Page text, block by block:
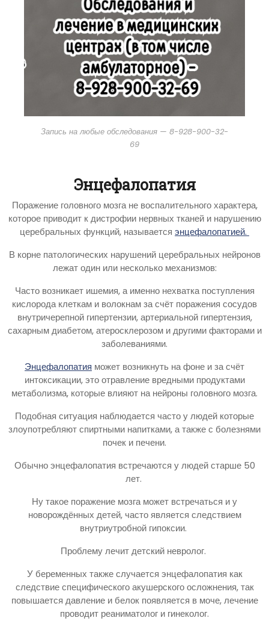
Запись на любые обследования — 8-928-900-32-
69
Энцефалопатия
Поражение головного мозга не воспалительного характера,
которое приводит к дистрофии нервных тканей и нарушению
церебральных функций, называется энцефалопатией.
В корне патологических нарушений церебральных нейронов
лежат один или несколько механизмов:
Часто возникает ишемия, а именно нехватка поступления
кислорода клеткам и волокнам за счёт поражения сосудов
внутричерепной гипертензии, артериальной гипертензия,
сахарным диабетом, атеросклерозом и другими факторами и
заболеваниями.
Энцефалопатия может возникнуть на фоне и за счёт
интоксикации, это отравление вредными продуктами
метаболизма, которые влияют на нейроны головного мозга.
Подобная ситуация наблюдается часто у людей которые
злоупотребляют спиртными напитками, а также с болезнями
почек и печени.
Обычно энцефалопатия встречаются у людей старше 50
лет.
Ну такое поражение мозга может встречаться и у
новорождённых детей, часто является следствием
внутриутробной гипоксии.
Проблему лечит детский невролог.
У беременных также случается энцефалопатия как
следствие специфического акушерского осложнения, так
повышается давление и белок появляется в моче, лечение
проводит реаниматолог и гинеколог.